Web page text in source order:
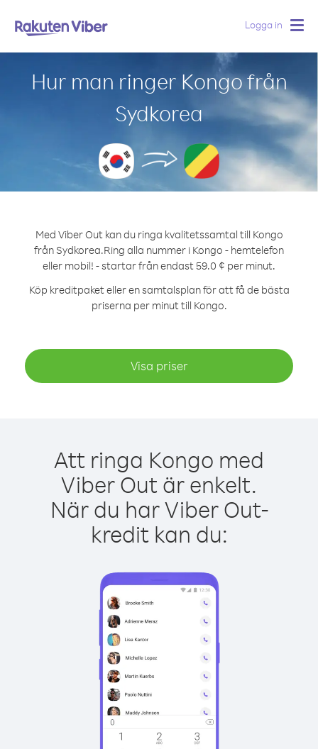
Logga in
Hur man ringer Kongo från
Sydkorea
Med Viber Out kan du ringa kvalitetssamtal till Kongo
från Sydkorea.Ring alla nummer i Kongo - hemtelefon
eller mobil! - startar från endast 59.0 ¢ per minut.
Köp kreditpaket eller en samtalsplan för att få de bästa
priserna per minut till Kongo.
Visa priser
Att ringa Kongo med
Viber Out är enkelt.
När du har Viber Out-
kredit kan du: